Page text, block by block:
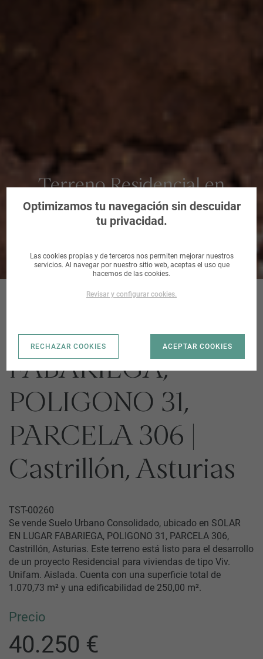
Terreno Residencial en
Castrillón, Asturias
SOLAR EN LUGAR
FABARIEGA,
POLIGONO 31,
PARCELA 306 |
Castrillón, Asturias
TST-00260
Se vende Suelo Urbano Consolidado, ubicado en SOLAR
EN LUGAR FABARIEGA, POLIGONO 31, PARCELA 306,
Castrillón, Asturias. Este terreno está listo para el desarrollo
de un proyecto Residencial para viviendas de tipo Viv.
Unifam. Aislada. Cuenta con una superficie total de
1.070,73 m² y una edificabilidad de 250,00 m².
Precio
40.250 €
Optimizamos tu navegación sin descuidar
tu privacidad.
Las cookies propias y de terceros nos permiten mejorar nuestros
servicios. Al navegar por nuestro sitio web, aceptas el uso que
hacemos de las cookies.
Revisar y configurar cookies.
RECHAZAR COOKIES ACEPTAR COOKIES